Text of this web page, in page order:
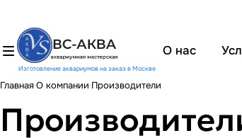
Изготовление аквариумов на заказ в Москве
О нас
Главная О компании Производители